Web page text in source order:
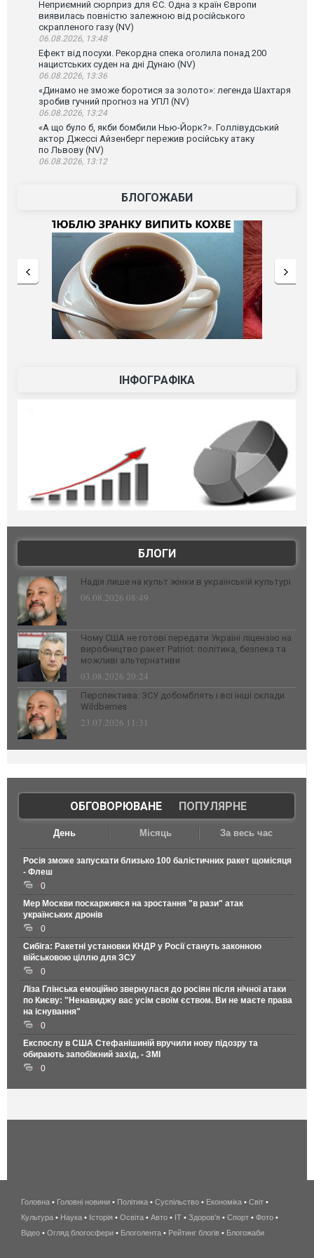
Неприємний сюрприз для ЄС. Одна з країн Європи
виявилась повністю залежною від російського
скрапленого газу (NV)
06.08.2026, 13:48
Ефект від посухи. Рекордна спека оголила понад 200
нацистських суден на дні Дунаю (NV)
06.08.2026, 13:36
«Динамо не зможе боротися за золото»: легенда Шахтаря
зробив гучний прогноз на УПЛ (NV)
06.08.2026, 13:24
«А що було б, якби бомбили Нью-Йорк?». Голлівудський
актор Джессі Айзенберг пережив російську атаку
по Львову (NV)
06.08.2026, 13:12
БЛОГОЖАБИ
ІНФОГРАФІКА
БЛОГИ
Надія лише на культ жінки в українській культурі
06.08.2026 08:49
Чому США не готові передати Україні ліцензію на
виробництво ракет Patriot: політика, безпека та
можливі альтернативи
03.08.2026 20:24
Перспектива: ЗСУ добомблять і всі інші склади
Wildberries
23.07.2026 11:31
ОБГОВОРЮВАНЕ| ПОПУЛЯРНЕ
День Місяць За весь час
Росія зможе запускати близько 100 балістичних ракет щомісяця
- Флеш
0
Мер Москви поскаржився на зростання "в рази" атак
українських дронів
0
Сибіга: Ракетні установки КНДР у Росії стануть законною
військовою ціллю для ЗСУ
0
Ліза Глінська емоційно звернулася до росіян після нічної атаки
по Києву: "Ненавиджу вас усім своїм єством. Ви не маєте права
на існування"
0
Експослу в США Стефанішиній вручили нову підозру та
обирають запобіжний захід, - ЗМІ
0
беспроводной
интернет
киев
Головна • Головні новини • Політика • Суспільство • Економіка • Світ •
Культура • Наука • Історія • Освіта • Авто • IT • Здоров'я • Спорт • Фото •
Відео • Огляд блогосфери • Блоголента • Рейтинг блогів • Блогожаби